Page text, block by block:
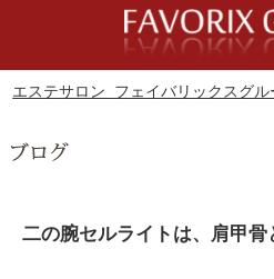
エステサロン フェイバリックスグル
二の腕セルライトは、肩甲骨